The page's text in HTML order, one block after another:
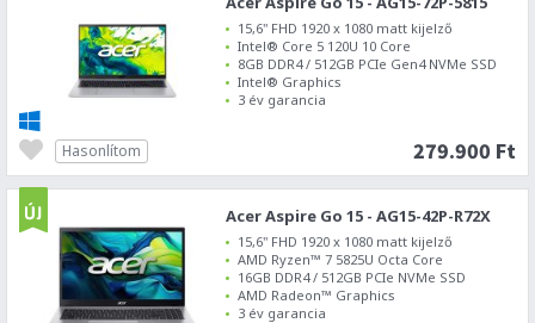
15,6" FHD 1920 x 1080 matt kijelző
Intel® Core 5 120U 10 Core
8GB DDR4 / 512GB PCIe Gen4 NVMe SSD
Intel® Graphics
3 év garancia
279.900 Ft
Hasonlítom
Acer Aspire Go 15 - AG15-42P-R72X
15,6" FHD 1920 x 1080 matt kijelző
AMD Ryzen™ 7 5825U Octa Core
16GB DDR4 / 512GB PCIe NVMe SSD
AMD Radeon™ Graphics
3 év garancia